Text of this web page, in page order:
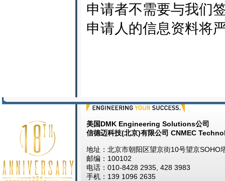
申请者不需要与我们
申请人的信息资料将
美国DMK Engineering Solutions公司
信德迈科技(北京)有限公司 CNMEC
地址：北京市朝阳区望京街10号望京SOHO
邮编：100102
电话：010-8428 2935, 428 3983
手机：139 1096 2635